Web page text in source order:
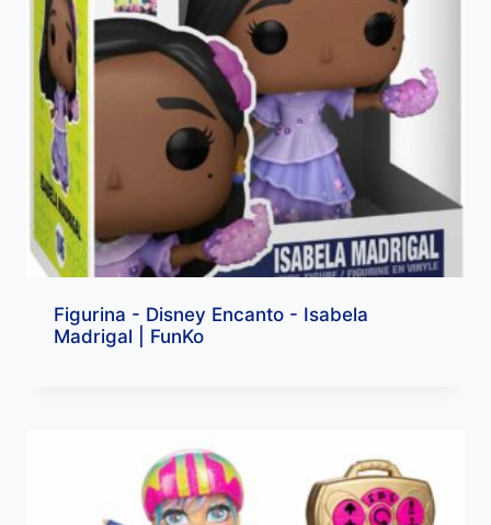
Figurina - Disney Encanto - Isabela
Madrigal | FunKo